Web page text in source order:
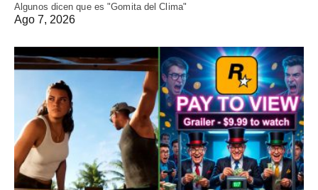
Algunos dicen que es "Gomita del Clima"
Ago 7, 2026